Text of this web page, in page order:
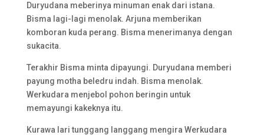
Duryudana meberinya minuman enak dari istana.
Bisma lagi-lagi menolak. Arjuna memberikan
komboran kuda perang. Bisma menerimanya dengan
sukacita.
Terakhir Bisma minta dipayungi. Duryudana memberi
payung motha beledru indah. Bisma menolak.
Werkudara menjebol pohon beringin untuk
memayungi kakeknya itu.
Kurawa lari tunggang langgang mengira Werkudara